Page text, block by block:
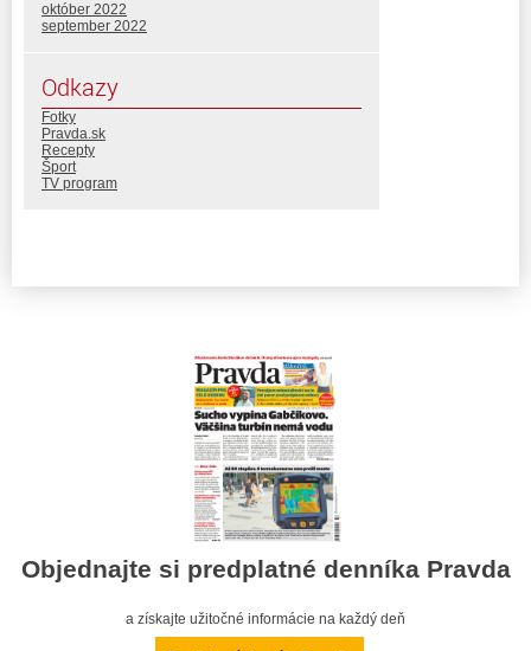
október 2022
september 2022
Odkazy
Fotky
Pravda.sk
Recepty
Šport
TV program
Objednajte si predplatné denníka Pravda
a získajte užitočné informácie na každý deň